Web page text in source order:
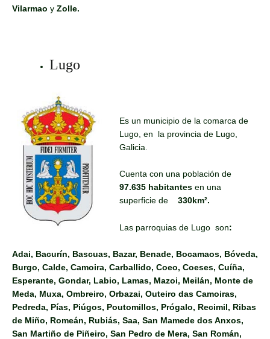
Vilarmao y Zolle.
Lugo
Es un municipio de la comarca de
Lugo, en la provincia de Lugo,
Galicia.
Cuenta con una población de
97.635 habitantes en una
superficie de
330km².
Las parroquias de Lugo son:
Adai, Bacurín, Bascuas, Bazar, Benade, Bocamaos, Bóveda,
Burgo, Calde, Camoira, Carballido, Coeo, Coeses, Cuíña,
Esperante, Gondar, Labio, Lamas, Mazoi, Meilán, Monte de
Meda, Muxa, Ombreiro, Orbazai, Outeiro das Camoiras,
Pedreda, Pías, Piúgos, Poutomillos, Prógalo, Recimil, Ribas
de Miño, Romeán, Rubiás, Saa, San Mamede dos Anxos,
San Martiño de Piñeiro, San Pedro de Mera, San Román,